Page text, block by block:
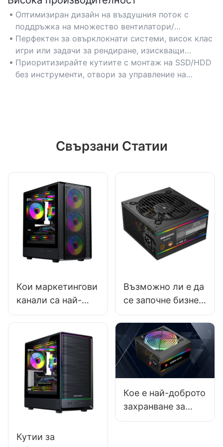
Оптимизиран дизайн на въздушния поток с
поддръжка на множество вентилатори/
радиатори за ефективно управление на
температурата по време на интензивни
натоварвания.
Перфектен за овърклокнати системи, висок клас
игри или задачи за рендиране, изискващи
постоянно охлаждане.
Приоритизирайте кутиите с монтаж на SSD/HDD
без инструменти, отвори за управление на
Свързани Статии
Кои маркетингови
канали са най-
ефективни за
на компютърни
кутии?
Възможно ли е да
се започне бизнес
като доставчик на
захранвания за
компютри?
Кутии за
Кое е най-доброто
захранване за
компютър?